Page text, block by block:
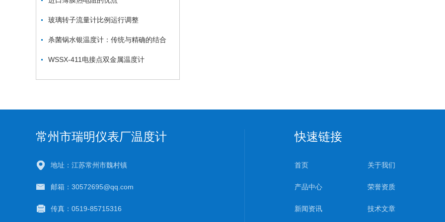
玻璃转子流量计比例运行调整
杀菌锅水银温度计：传统与精确的结合
WSSX-411电接点双金属温度计
常州市瑞明仪表厂温度计
地址：江苏常州市魏村镇
邮箱：30572695@qq.com
传真：0519-85715316
快速链接
首页 关于我们
产品中心 荣誉资质
新闻资讯 技术文章